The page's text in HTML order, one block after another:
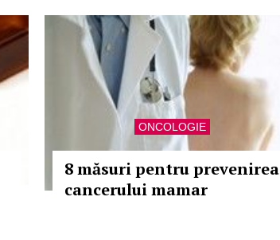
ONCOLOGIE
8 măsuri pentru prevenirea
cancerului mamar